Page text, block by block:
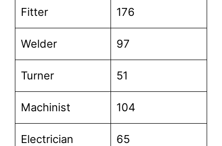
Fitter 176
Welder 97
Turner 51
Machinist 104
Electrician 65